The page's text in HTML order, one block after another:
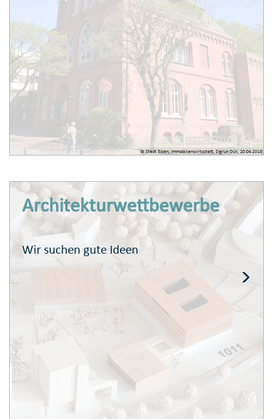
© Stadt Essen, Immobilienwirtschaft, Sigrun Düll, 20.04.2018
Architektur­wettbewerbe
Wir suchen gute Ideen